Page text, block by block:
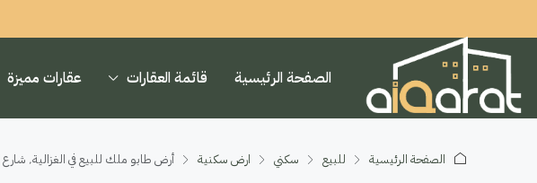
الصفحة الرئيسية قائمة العقارات عقارات مميزة
الصفحة الرئيسية للبيع سكني ارض سكنية أرض طابو ملك للبيع في الغزالية٬ شارع المركز العام (١٠٠م²) السعر ١٠٥مليون دينار